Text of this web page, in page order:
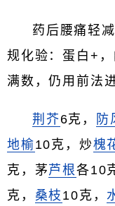
药后腰痛轻
规化验：蛋白+
满数，仍用前法
荆芥6克， 防
地榆10克，炒槐
克，茅芦根各10
克， 桑枝 10克，